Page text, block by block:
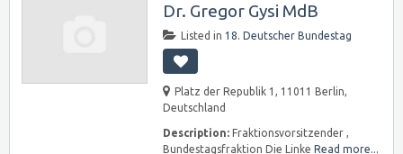
Dr. Gregor Gysi MdB
Listed in 18. Deutscher Bundestag
Platz der Republik 1, 11011 Berlin,
Deutschland
Description: Fraktionsvorsitzender ,
Bundestagsfraktion Die Linke Read more...